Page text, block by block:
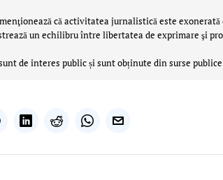
că activitatea jurnalistică este
un echilibru între libertatea de exprimare şi
de interes public și sunt obținute din surse